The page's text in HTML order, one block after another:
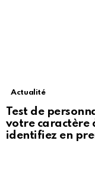
Actualité
Test de
votre caractère
identifiez en